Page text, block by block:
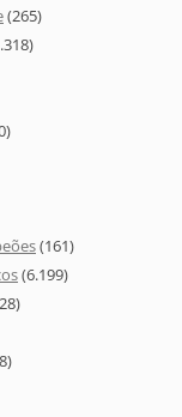
(265)
(161)
(6.199)